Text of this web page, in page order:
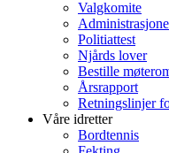
Valgkomite
Politiattest
Njårds lover
Bestille
Årsrapport
Retningslinjer
Våre idretter
Bordtennis